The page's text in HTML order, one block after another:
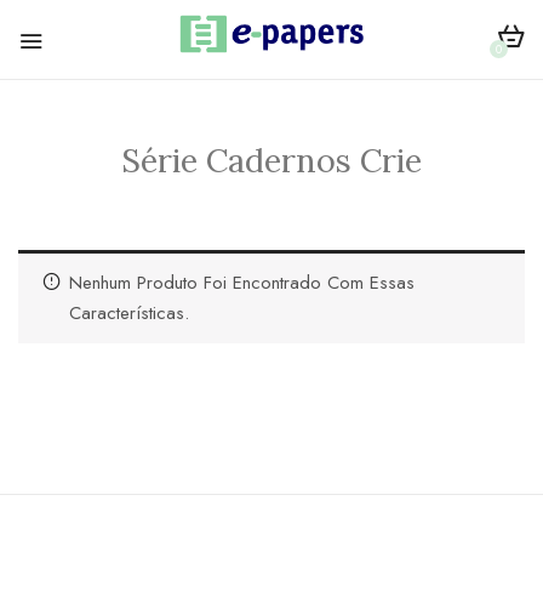
0
Série Cadernos Crie
Nenhum Produto Foi Encontrado Com Essas
Características.